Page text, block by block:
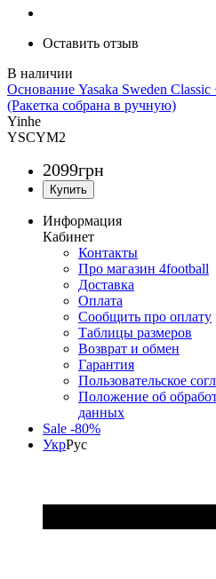
Оставить отзыв
Основание Yasaka Sweden
(Ракетка собрана в ручную)
Yinhe
YSСYM2
2099грн
Информация
Кабинет
Контакты
Про магазин 4football
Доставка
Оплата
Сообщить про оплату
Таблицы размеров
Возврат и обмен
Гарантия
Пользовательское
Положение об
данных
Sale -80%
УкрРус